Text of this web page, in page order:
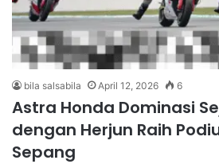
bila salsabila April 12, 2026 6
Astra Honda Dominasi
dengan Herjun Raih
Sepang